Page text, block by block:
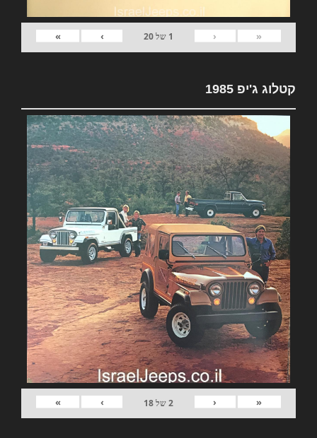
«
‹
1 של20
›
»
קטלוג ג'יפ 1985
«
‹
2של18
›
»